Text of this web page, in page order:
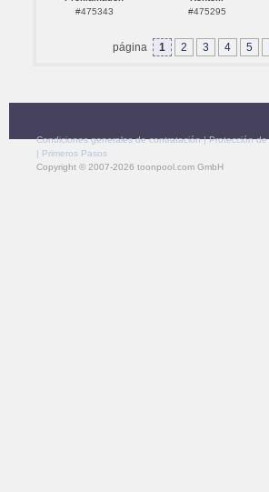
#475343
#475295
página 1 2 3 4 5
Condiciones generales de contratación|Protección
| Primeros Pasos
Copyright © 2007-2026 toonpool.com GmbH